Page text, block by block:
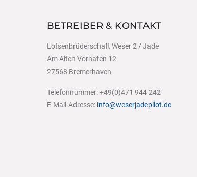
BETREIBER & KONTAKT
Lotsenbrüderschaft Weser 2 / Jade
Am Alten Vorhafen 12
27568 Bremerhaven
Telefonnummer: +49(0)471 944 242
E-Mail-Adresse: info@weserjadepilot.de